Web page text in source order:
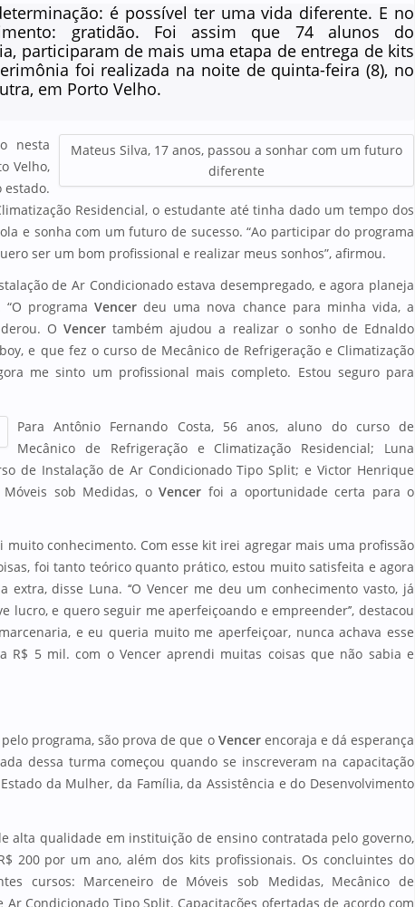
é possível ter uma vida diferente. E no
gratidão. Foi assim que 74 alunos do
participaram de mais uma etapa de entrega de kits
foi realizada na noite de quinta-feira (8), no
em Porto Velho.
Mateus Silva, 17 anos, passou a sonhar com um futuro
diferente
nesta
Velho,
Residencial, o estudante até tinha dado um tempo dos
e sonha com um futuro de sucesso. “Ao participar do programa
ser um bom profissional e realizar meus sonhos”, afirmou.
de Ar Condicionado estava desempregado, e agora planeja
“O programaVencer deu uma nova chance para minha vida, a
OVencer também ajudou a realizar o sonho de Ednaldo
e que fez o curso de Mecânico de Refrigeração e Climatização
me sinto um profissional mais completo. Estou seguro para
Para Antônio Fernando Costa, 56 anos, aluno do curso de
Mecânico de Refrigeração e Climatização Residencial; Luna
de Instalação de Ar Condicionado Tipo Split; e Victor Henrique
Móveis sob Medidas, oVencer foi a oportunidade certa para o
muito conhecimento. Com esse kit irei agregar mais uma profissão
foi tanto teórico quanto prático, estou muito satisfeita e agora
disse Luna. ‘‘O Vencer me deu um conhecimento vasto, já
e quero seguir me aperfeiçoando e empreender’’, destacou
e eu queria muito me aperfeiçoar, nunca achava esse
5 mil. com o Vencer aprendi muitas coisas que não sabia e
programa, são prova de que o Vencerencoraja e dá esperança
dessa turma começou quando se inscreveram na capacitação
da Mulher, da Família, da Assistência e do Desenvolvimento
alta qualidade em instituição de ensino contratada pelo governo,
200 por um ano, além dos kits profissionais. Os concluintes do
cursos: Marceneiro de Móveis sob Medidas, Mecânico de
Condicionado Tipo Split. Capacitações ofertadas de acordo com